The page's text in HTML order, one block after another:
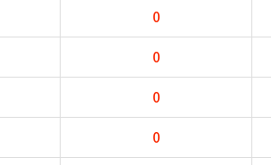
0
0
0
0